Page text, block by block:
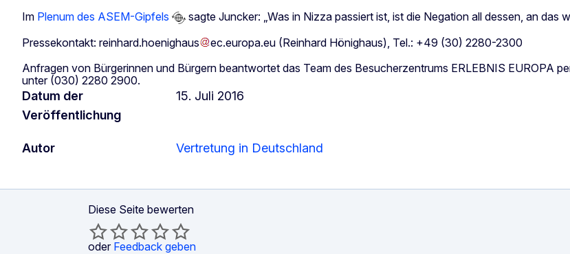
Im Plenum des ASEM-Gipfels
sagte Juncker: „Was in Nizza passiert ist, ist die Negation all dessen, an das
Pressekontakt: reinhard.hoenighaus ec.europa.eu (Reinhard Hönighaus) , Tel.: +49 (30) 2280-2300
Anfragen von Bürgerinnen und Bürgern beantwortet das Team des Besucherzentrums ERLEBNIS EUROPA
unter (030) 2280 2900.
Datum der
Veröffentlichung
15. Juli 2016
Autor Vertretung in Deutschland
Diese Seite bewerten
oder Feedback geben